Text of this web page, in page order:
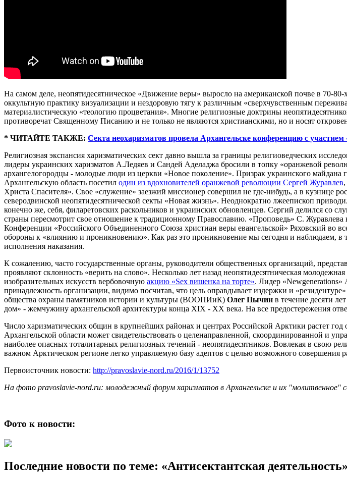
На самом деле, неопятидесятническое «Движение веры» выросло на американской почве в 70-
оккультную практику визуализации и нездоровую тягу к различным «сверхчувственным
материалистическую «теологию процветания». Многие религиозные доктрины
противоречат Священному Писанию и не только не являются христианскими, но и носят
* ЧИТАЙТЕ ТАКЖЕ: Секта неохаризматов провела Архангельске конференцию с участием
Религиозная экспансия харизматических сект давно вышла за границы религиоведческих
лидеры украинских харизматов А.Ледяев и Сандей Аделаджа бросили в топку «оранжевой
архангелогородцы - молодые люди из церкви «Новое поколение». Призрак украинского майдана
Архангельскую область посетил один из вдохновителей оранжевой революции Сергей Журавлев
Христа Спасителя». Свое «служение» заезжий миссионер совершил не где-нибудь, а в кузнице
северодвинской неопятидесятнической секты «Новая жизнь». Неоднократно лжеепископ
конечно же, себя, филаретовских раскольников и украинских обновленцев. Сергий делился со
страны пересмотрит свое отношение к традиционному Православию. «Проповедь» С. Журавлева
Конференции «Российского Объединенного Союза христиан веры евангельской» Ряховский во
обороны к «влиянию и проникновению». Как раз это проникновение мы сегодня и наблюдаем, в
исполнения наказания.
К сожалению, часто государственные органы, руководители общественных организаций,
проявляют склонность «верить на слово». Несколько лет назад неопятидесятническая
изобразительных искусств вербовочную акцию «Sex вишенка на торте». Лидер
принадлежность организации, видимо посчитав, что цель оправдывает издержки и
общества охраны памятников истории и культуры (ВООПИиК) Олег Пычин в течение десяти
дом» - жемчужину архангельской архитектуры конца XIX - XX века. На все предостережения
Число харизматических общин в крупнейших районах и центрах Российской Арктики растет
Архангельской области может свидетельствовать о целенаправленной, скоординированной и
наиболее опасных тоталитарных религиозных течений - неопятидесятников. Вовлекая в свою
важном Арктическом регионе легко управляемую базу адептов с целью возможного совершения
Первоисточник новости: http://pravoslavie-nord.ru/2016/1/13752
На фото pravoslavie-nord.ru: молодежный форум харизматов в Архангельске и их "молитвенное"
Фото к новости:
Последние новости по теме: «Антисектантская деятельность»